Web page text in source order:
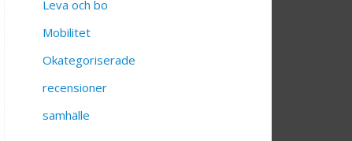
Leva och bo
Mobilitet
Okategoriserade
recensioner
samhälle